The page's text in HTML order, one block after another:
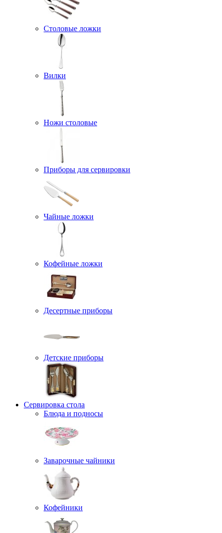
Столовые ложки
Вилки
Ножи столовые
Приборы для сервировки
Чайные ложки
Кофейные ложки
Десертные приборы
Детские приборы
Сервировка стола
Блюда и подносы
Заварочные чайники
Кофейники